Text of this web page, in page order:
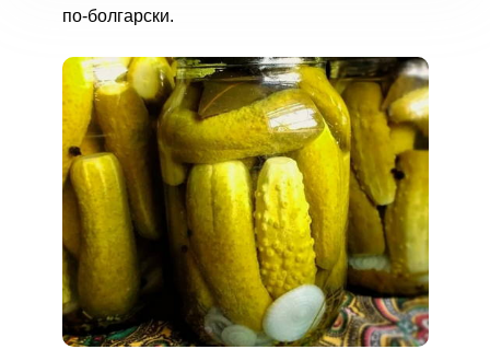
по-болгарски.